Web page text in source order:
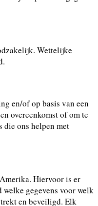
Wettelijke
en/of op basis van een
overeenkomst of om te
die ons helpen met
Hiervoor is er
gegevens voor welk
en beveiligd. Elk